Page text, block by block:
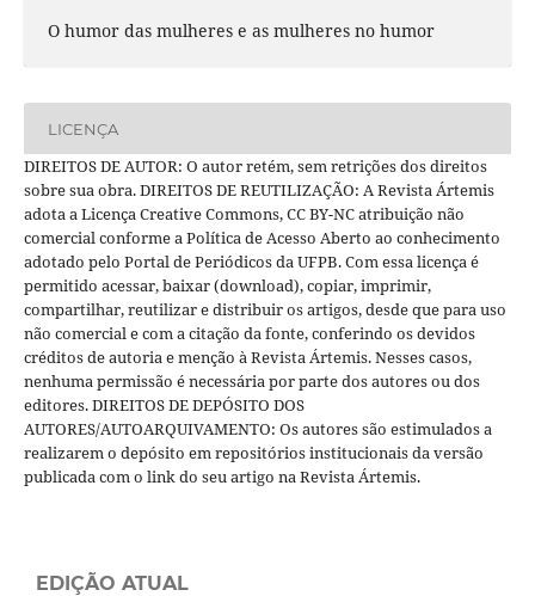
O humor das mulheres e as mulheres no humor
LICENÇA
DIREITOS DE AUTOR: O autor retém, sem retrições dos direitos
sobre sua obra. DIREITOS DE REUTILIZAÇÃO: A Revista Ártemis
adota a Licença Creative Commons, CC BY-NC atribuição não
comercial conforme a Política de Acesso Aberto ao conhecimento
adotado pelo Portal de Periódicos da UFPB. Com essa licença é
permitido acessar, baixar (download), copiar, imprimir,
compartilhar, reutilizar e distribuir os artigos, desde que para uso
não comercial e com a citação da fonte, conferindo os devidos
créditos de autoria e menção à Revista Ártemis. Nesses casos,
nenhuma permissão é necessária por parte dos autores ou dos
editores. DIREITOS DE DEPÓSITO DOS
AUTORES/AUTOARQUIVAMENTO: Os autores são estimulados a
realizarem o depósito em repositórios institucionais da versão
publicada com o link do seu artigo na Revista Ártemis.
EDIÇÃO ATUAL